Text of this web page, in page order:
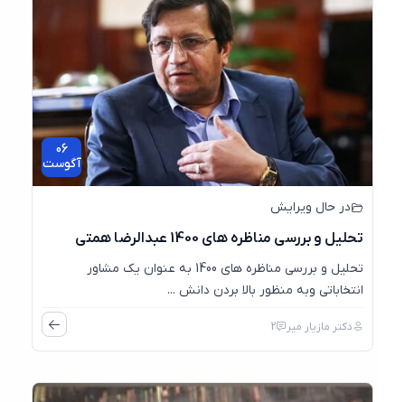
06
آگوست
در حال ویرایش
تحلیل و بررسی مناظره های 1400 عبدالرضا همتی
تحلیل و بررسی مناظره های 1400 به عنوان یک مشاور
انتخاباتی وبه منظور بالا بردن دانش ...
دکتر مازیار میر 2